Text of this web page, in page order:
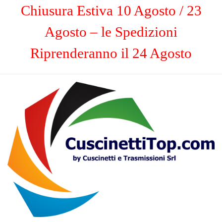
Chiusura Estiva 10 Agosto / 23
Agosto – le Spedizioni
Riprenderanno il 24 Agosto